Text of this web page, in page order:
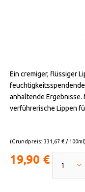
Ein cremiger, flüssiger
anhaltende Ergebnisse.
verführerische Lippen
(Grundpreis: 331,67 € / 100ml)
19,90 €